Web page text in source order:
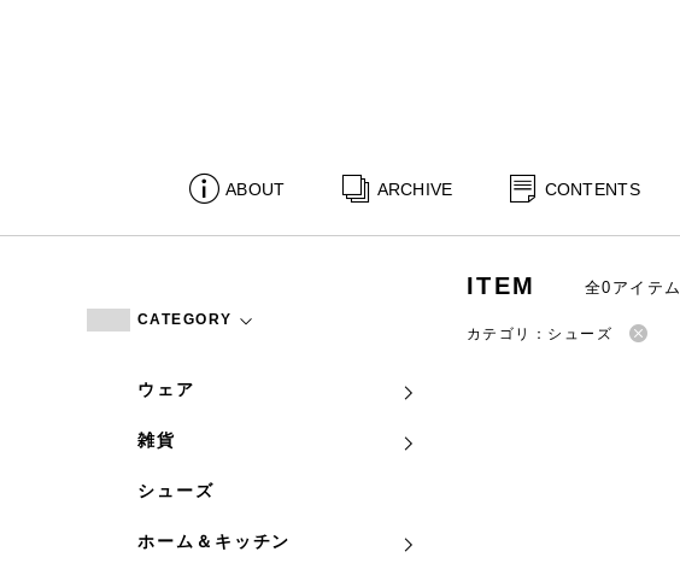
ABOUT ARCHIVE CONTENTS
CATEGORY
ウェア
雑貨
シューズ
ホーム＆キッチン
ITEM 全0アイテム
カテゴリ：シューズ